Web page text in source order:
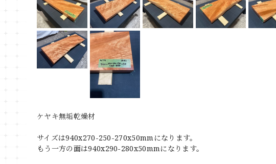
ケヤキ無垢乾燥材
サイズは940x270-250-270x50mmになります。
もう一方の面は940x290-280x50mmになります。